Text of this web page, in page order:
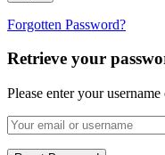
Forgotten Password?
Retrieve your
Please enter your